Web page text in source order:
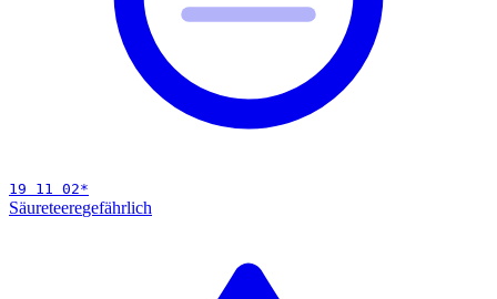
19 11 02*
Säureteeregefährlich